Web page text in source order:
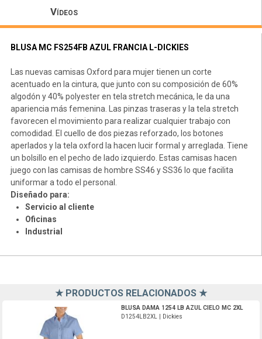
Vídeos
BLUSA MC FS254FB AZUL FRANCIA L-DICKIES
Las nuevas camisas Oxford para mujer tienen un corte
acentuado en la cintura, que junto con su composición de 60%
algodón y 40% polyester en tela stretch mecánica, le da una
apariencia más femenina. Las pinzas traseras y la tela stretch
favorecen el movimiento para realizar cualquier trabajo con
comodidad. El cuello de dos piezas reforzado, los botones
aperlados y la tela oxford la hacen lucir formal y arreglada. Tiene
un bolsillo en el pecho de lado izquierdo. Estas camisas hacen
juego con las camisas de hombre SS46 y SS36 lo que facilita
uniformar a todo el personal.
Diseñado para:
Servicio al cliente
Oficinas
Industrial
★ PRODUCTOS RELACIONADOS ★
BLUSA DAMA 1254 LB AZUL CIELO MC 2XL
D1254LB2XL | Dickies